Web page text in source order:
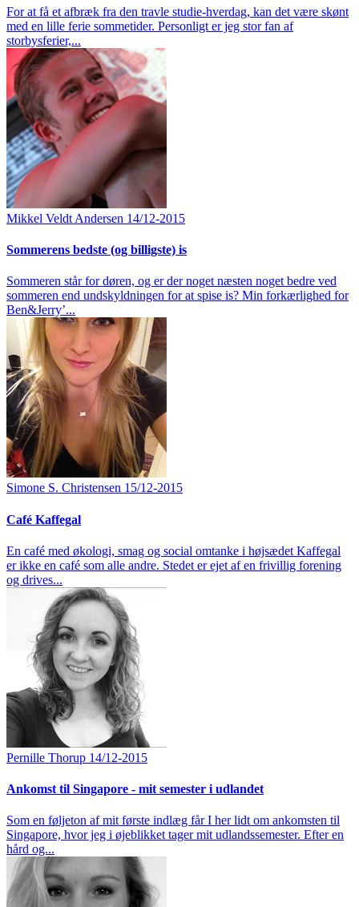
For at få et afbræk fra den travle studie-hverdag, kan det være skønt
med en lille ferie sommetider. Personligt er jeg stor fan af
storbysferier,...
Mikkel Veldt Andersen 14/12-2015
Sommerens bedste (og billigste) is
Sommeren står for døren, og er der noget næsten noget bedre ved
sommeren end undskyldningen for at spise is? Min forkærlighed for
Ben&Jerry’...
Simone S. Christensen 15/12-2015
Café Kaffegal
En café med økologi, smag og social omtanke i højsædet Kaffegal
er ikke en café som alle andre. Stedet er ejet af en frivillig forening
og drives...
Pernille Thorup 14/12-2015
Ankomst til Singapore - mit semester i udlandet
Som en føljeton af mit første indlæg får I her lidt om ankomsten til
Singapore, hvor jeg i øjeblikket tager mit udlandssemester. Efter en
hård og...